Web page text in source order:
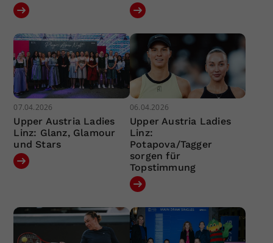
07.04.2026
Upper Austria Ladies
Linz: Glanz, Glamour
und Stars
06.04.2026
Upper Austria Ladies
Linz:
Potapova/Tagger
sorgen für
Topstimmung